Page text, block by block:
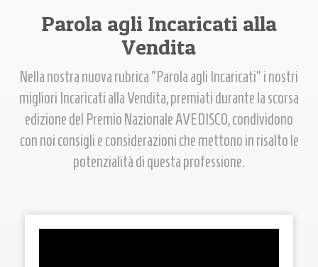
Parola agli Incaricati alla
Vendita
Nella nostra nuova rubrica “Parola agli Incaricati” i nostri
migliori Incaricati alla Vendita, premiati durante la scorsa
edizione del Premio Nazionale AVEDISCO, condividono
con noi consigli e considerazioni che mettono in risalto le
potenzialità di questa professione.